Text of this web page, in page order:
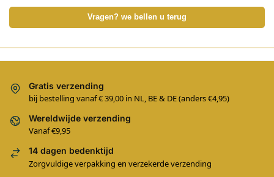
Vragen? we bellen u terug
Gratis verzending
bij bestelling vanaf € 39,00 in NL, BE & DE (anders €4,95)
Wereldwijde verzending
Vanaf €9,95
14 dagen bedenktijd
Zorgvuldige verpakking en verzekerde verzending